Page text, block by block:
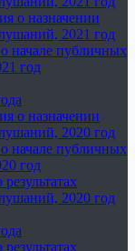
о назначении
2021 год
начале публичных
год
о назначении
2020 год
начале публичных
год
2020 год